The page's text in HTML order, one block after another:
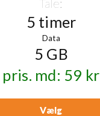
Tale:
5 timer
Data
5 GB
pris. md: 59 kr
Vælg